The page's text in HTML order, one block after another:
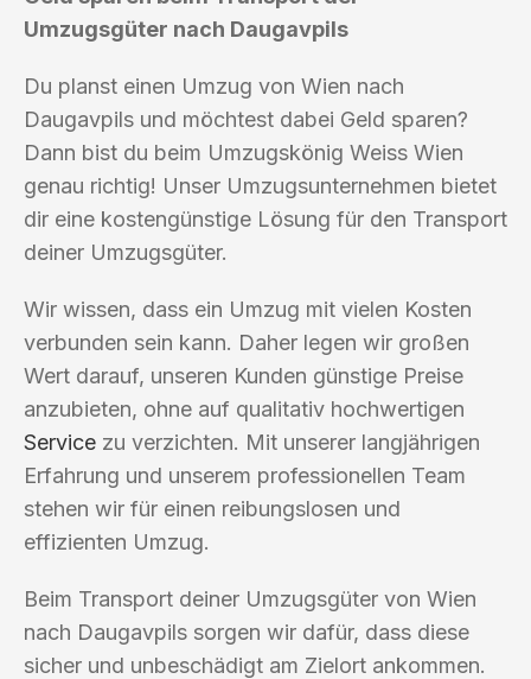
Umzugsgüter nach Daugavpils
Du planst einen Umzug von Wien nach
Daugavpils und möchtest dabei Geld sparen?
Dann bist du beim Umzugskönig Weiss Wien
genau richtig! Unser Umzugsunternehmen bietet
dir eine kostengünstige Lösung für den Transport
deiner Umzugsgüter.
Wir wissen, dass ein Umzug mit vielen Kosten
verbunden sein kann. Daher legen wir großen
Wert darauf, unseren Kunden günstige Preise
anzubieten, ohne auf qualitativ hochwertigen
Service zu verzichten. Mit unserer langjährigen
Erfahrung und unserem professionellen Team
stehen wir für einen reibungslosen und
effizienten Umzug.
Beim Transport deiner Umzugsgüter von Wien
nach Daugavpils sorgen wir dafür, dass diese
sicher und unbeschädigt am Zielort ankommen.